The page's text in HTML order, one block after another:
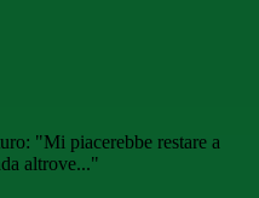
"Mi piacerebbe restare a
altrove..."